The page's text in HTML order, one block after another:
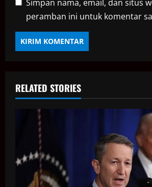
Simpan nama, email, dan situs
peramban ini untuk komentar
RELATED STORIES